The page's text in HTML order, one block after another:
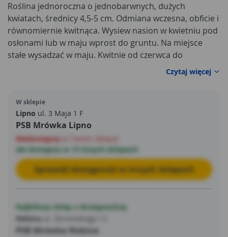
Roślina jednoroczna o jednobarwnych, dużych
kwiatach, średnicy 4,5-5 cm. Odmiana wczesna, obficie i
równomiernie kwitnąca. Wysiew nasion w kwietniu pod
osłonami lub w maju wprost do gruntu. Na miejsce
stałe wysadzać w maju. Kwitnie od czerwca do
października. Doskonała na rabaty, obwódki, kwietniki,
balkony. Posiada właściwości ochronne – odstrasza
Czytaj więcej
W sklepie
Lipno ul. 3 Maja 1 F
PSB Mrówka Lipno
Niedostępny
ale dostępny w 13 innych sklepach
Sprawdź dostępność w innych sklepach
Najbliższy sklep z dostępnością
Nidzica
PSB Mrówka Nidzica